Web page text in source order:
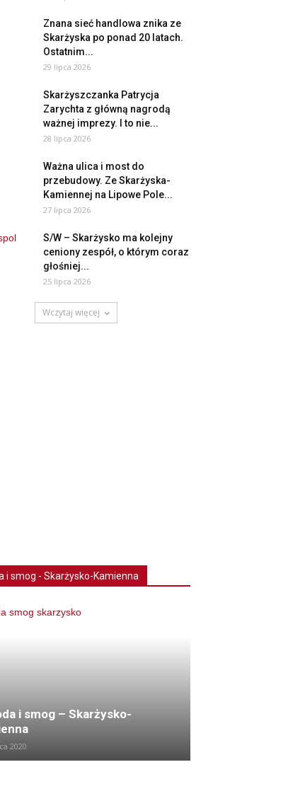
Znana sieć handlowa znika ze
Skarżyska po ponad 20 latach.
Ostatnim...
29 lipca 2026
Skarżyszczanka Patrycja
Zarychta z główną nagrodą
ważnej imprezy. I to nie...
28 lipca 2026
Ważna ulica i most do
przebudowy. Ze Skarżyska-
Kamiennej na Lipowe Pole...
27 lipca 2026
S/W – Skarżysko ma kolejny
ceniony zespół, o którym coraz
głośniej...
25 lipca 2026
Wczytaj więcej
i smog - Skarżysko-Kamienna
i smog – Skarżysko-
2020